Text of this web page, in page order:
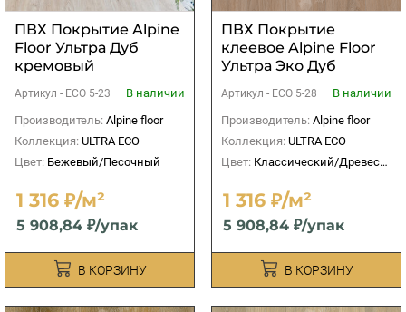
ПВХ Покрытие Alpine
Floor Ультра Дуб
кремовый
Артикул - ЕСО 5-23
В наличии
Производитель: Alpine floor
Коллекция: ULTRA ECO
Цвет: Бежевый/Песочный
1 316 ₽/м²
5 908,84 ₽/упак
В КОРЗИНУ
ПВХ Покрытие
клеевое Alpine Floor
Ультра Эко Дуб
Артикул - ЕСО 5-28
В наличии
Производитель: Alpine floor
Коллекция: ULTRA ECO
Цвет: Классический/Древесный
1 316 ₽/м²
5 908,84 ₽/упак
В КОРЗИНУ